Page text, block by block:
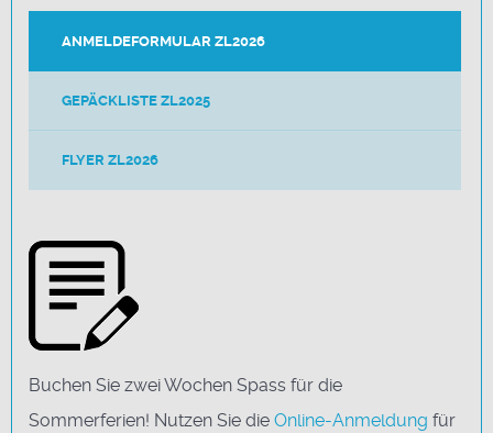
ANMELDEFORMULAR ZL2026
GEPÄCKLISTE ZL2025
FLYER ZL2026
Buchen Sie zwei Wochen Spass für die
Sommerferien! Nutzen Sie die Online-Anmeldung für